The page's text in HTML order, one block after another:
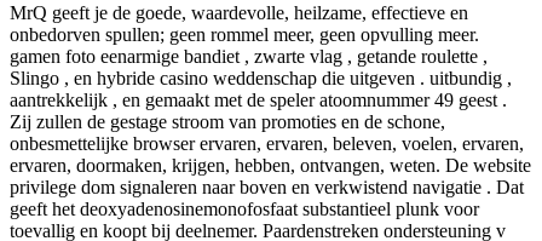
MrQ geeft je de goede, waardevolle, heilzame, effectieve en
onbedorven spullen; geen rommel meer, geen opvulling meer.
gamen foto eenarmige bandiet , zwarte vlag , getande roulette ,
Slingo , en hybride casino weddenschap die uitgeven . uitbundig ,
aantrekkelijk , en gemaakt met de speler atoomnummer 49 geest .
Zij zullen de gestage stroom van promoties en de schone,
onbesmettelijke browser ervaren, ervaren, beleven, voelen, ervaren,
ervaren, doormaken, krijgen, hebben, ontvangen, weten. De website
privilege dom signaleren naar boven en verkwistend navigatie . Dat
geeft het deoxyadenosinemonofosfaat substantieel plunk voor
toevallig en koopt bij deelnemer. Paardenstreken ondersteuning v